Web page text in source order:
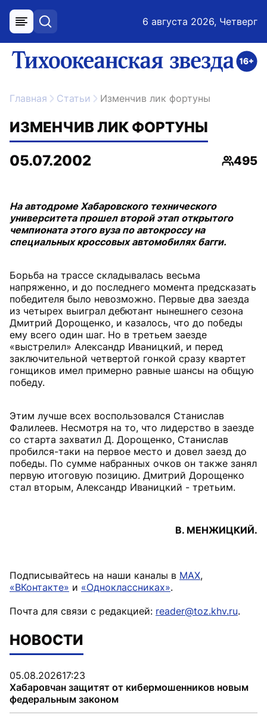
меню поиск 6 августа 2026, Четверг
ссылка на главную
Главная Статьи Изменчив лик фортуны
ИЗМЕНЧИВ ЛИК ФОРТУНЫ
05.07.2002
495
На автодроме Хабаровского технического
университета прошел второй этап открытого
чемпионата этого вуза по автокроссу на
специальных кроссовых автомобилях багги.
Борьба на трассе складывалась весьма
напряженно, и до последнего момента предсказать
победителя было невозможно. Первые два заезда
из четырех выиграл дебютант нынешнего сезона
Дмитрий Дорощенко, и казалось, что до победы
ему всего один шаг. Но в третьем заезде
«выстрелил» Александр Иваницкий, и перед
заключительной четвертой гонкой сразу квартет
гонщиков имел примерно равные шансы на общую
победу.
Этим лучше всех воспользовался Станислав
Фалилеев. Несмотря на то, что лидерство в заезде
со старта захватил Д. Дорощенко, Станислав
пробился-таки на первое место и довел заезд до
победы. По сумме набранных очков он также занял
первую итоговую позицию. Дмитрий Дорощенко
стал вторым, Александр Иваницкий - третьим.
В. МЕНЖИЦКИЙ.
Подписывайтесь на наши каналы в MAX,
«ВКонтакте» и «Одноклассниках».
Почта для связи с редакцией: reader@toz.khv.ru.
НОВОСТИ
05.08.202617:23
Хабаровчан защитят от кибермошенников новым
федеральным законом